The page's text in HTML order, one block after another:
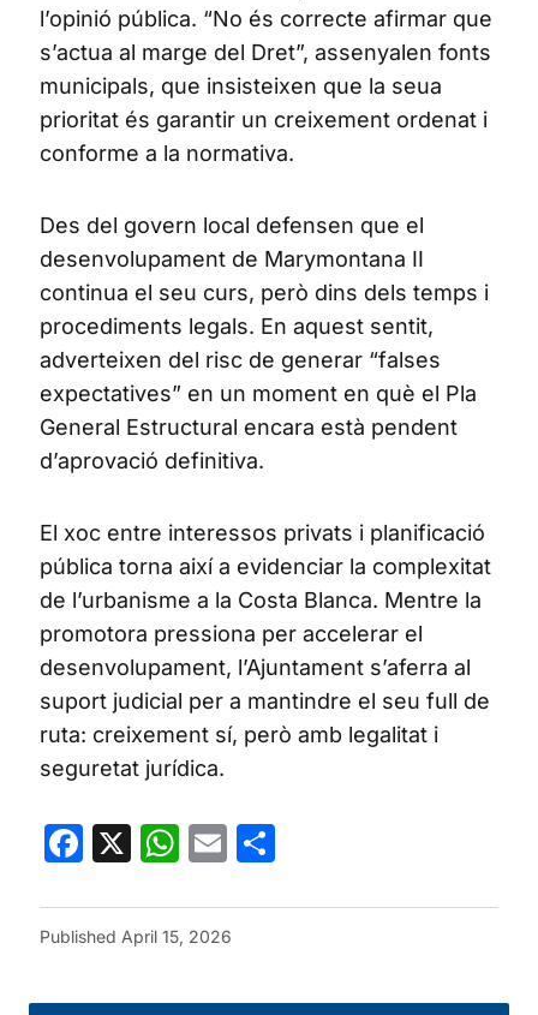
l’opinió pública. “No és correcte afirmar que
s’actua al marge del Dret”, assenyalen fonts
municipals, que insisteixen que la seua
prioritat és garantir un creixement ordenat i
conforme a la normativa.
Des del govern local defensen que el
desenvolupament de Marymontana II
continua el seu curs, però dins dels temps i
procediments legals. En aquest sentit,
adverteixen del risc de generar “falses
expectatives” en un moment en què el Pla
General Estructural encara està pendent
d’aprovació definitiva.
El xoc entre interessos privats i planificació
pública torna així a evidenciar la complexitat
de l’urbanisme a la Costa Blanca. Mentre la
promotora pressiona per accelerar el
desenvolupament, l’Ajuntament s’aferra al
suport judicial per a mantindre el seu full de
ruta: creixement sí, però amb legalitat i
seguretat jurídica.
Facebook
X WhatsApp
Email
Published April 15, 2026